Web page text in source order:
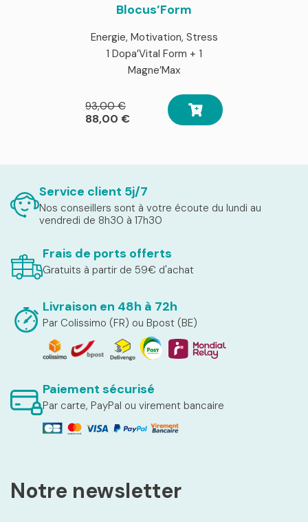
Blocus’Form
Energie, Motivation, Stress
1 Dopa’Vital Form + 1
Magne’Max
93,00€Le
prix
88,00 €
Service client 5j/7
Nos conseillers sont à votre écoute du lundi au
vendredi de 8h30 à 17h30
Frais de ports offerts
Gratuits à partir de 59€ d'achat
Livraison en 48h à 72h
Par Colissimo (FR) ou Bpost (BE)
Paiement sécurisé
Par carte, PayPal ou virement bancaire
Notre newsletter